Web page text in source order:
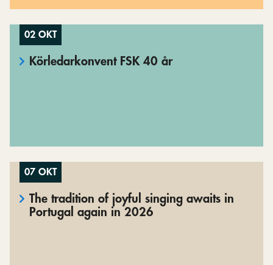
02 OKT
Körledarkonvent FSK 40 år
07 OKT
The tradition of joyful singing awaits in
Portugal again in 2026